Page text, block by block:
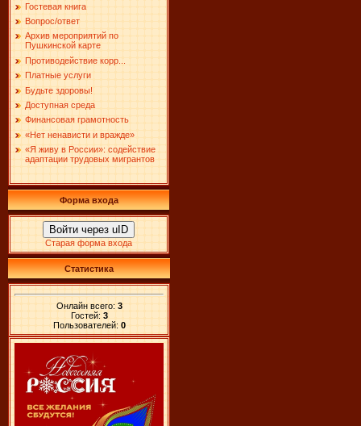
Гостевая книга
Вопрос/ответ
Архив мероприятий по
Пушкинской карте
Противодействие корр...
Платные услуги
Будьте здоровы!
Доступная среда
Финансовая грамотность
«Нет ненависти и вражде»
«Я живу в России»: содействие
адаптации трудовых мигрантов
Форма входа
Войти через uID
Старая форма входа
Статистика
Онлайн всего: 3
Гостей: 3
Пользователей: 0